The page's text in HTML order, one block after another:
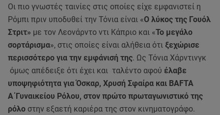
Οι πιο γνωστές ταινίες στις οποίες είχε εμφανιστεί η
Ρόμπι πριν υποδυθεί την Τόνια είναι «Ο λύκος της Γουόλ
Στριτ» με τον Λεονάρντο ντι Κάπριο και «Το μεγάλο
σορτάρισμα», στις οποίες είναι αλήθεια ότι ξεχώρισε
περισσότερο για την εμφάνισή της. Ως Τόνια Χάρντινγκ
όμως απέδειξε ότι έχει και ταλέντο αφού έλαβε
υποψηφιότητα για Όσκαρ, Χρυσή Σφαίρα και BAFTA
Α΄Γυναικείου Ρόλου, στον πρώτο πρωταγωνιστικό της
ρόλο στην εξαετή καριέρα της στον κινηματογράφο.